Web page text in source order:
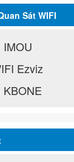
Sát WIFI
IMOU
Ezviz